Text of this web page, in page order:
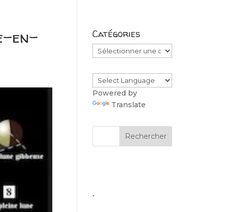
en- Catégories
Catégories
Powered by
Translate
.